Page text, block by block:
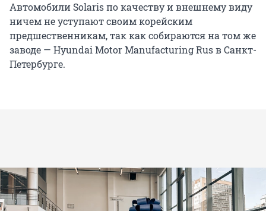
Автомобили Solaris по качеству и внешнему виду
ничем не уступают своим корейским
предшественникам, так как собираются на том же
заводе — Hyundai Motor Manufacturing Rus в Санкт-
Петербурге.